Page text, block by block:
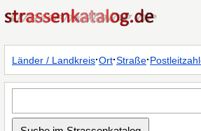
Länder / Landkreis·Ort·Straße·